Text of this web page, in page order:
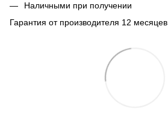
Наличными при получении
Гарантия от производителя 12 месяцев